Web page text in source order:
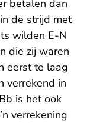
betalen dan
de strijd met
wilden E-N
die zij waren
eerst te laag
verrekend in
is het ook
verrekening